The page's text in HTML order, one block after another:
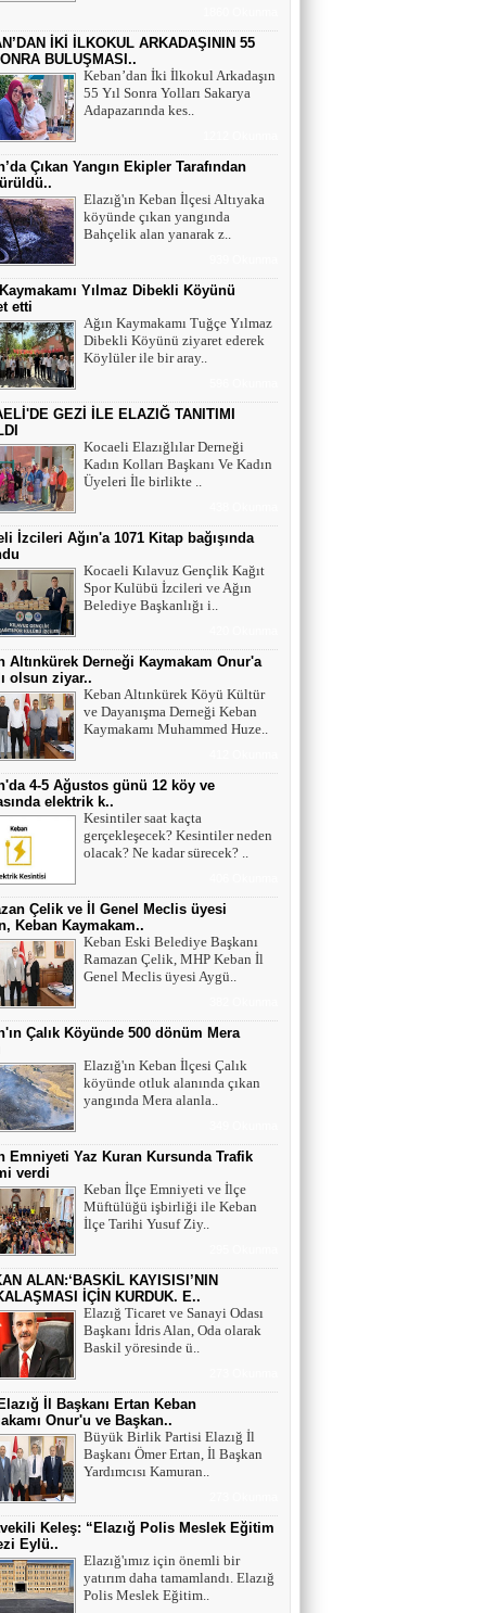
ARSLAN AKÇA
SUÇ SAMUR KÜRK OLSA
AZERBAYCANLI GAZETECİ-YAZAR
GUNAY RZAYEVA
Maral Rahmanzadeh - Azerbaycan'ın İlk
Profesyonel Kadın Ressamı
YAZAR - AV. ALİ DEMİR
TUTUKLAMA KARARI
YAZAR-ŞAİR MİRAÇ DOĞAN
Mavi Işık İnsanları
EĞİTİMCİ-YAZAR TUNER
ENGELLİ İNSANLARIN ENGELLİ
YERİNE FAZLA BAKMAK
EĞİTİMCİ - YAZAR : MİDRAN YOKUŞ
DİKİLİ TAŞLAR - 8
İKİ İLKOKUL ARKADAŞININ 55
BULUŞMASI..
Keban’dan İki İlkokul Arkadaşın
55 Yıl Sonra Yolları Sakarya
Adapazarında kes..
Çıkan Yangın Ekipler Tarafından
Elazığ'ın Keban İlçesi Altıyaka
köyünde çıkan yangında
Bahçelik alan yanarak z..
Yılmaz Dibekli Köyünü
etti
Ağın Kaymakamı Tuğçe Yılmaz
Dibekli Köyünü ziyaret ederek
Köylüler ile bir aray..
GEZİ İLE ELAZIĞ TANITIMI
Kocaeli Elazığlılar Derneği
Kadın Kolları Başkanı Ve Kadın
Üyeleri İle birlikte ..
İzcileri Ağın'a 1071 Kitap bağışında
Kocaeli Kılavuz Gençlik Kağıt
Spor Kulübü İzcileri ve Ağın
Belediye Başkanlığı i..
Altınkürek Derneği Kaymakam Onur'a
olsun ziyar..
Keban Altınkürek Köyü Kültür
ve Dayanışma Derneği Keban
Kaymakamı Muhammed Huze..
4-5 Ağustos günü 12 köy ve
elektrik k..
Kesintiler saat kaçta
gerçekleşecek? Kesintiler neden
olacak? Ne kadar sürecek? ..
Çelik ve İl Genel Meclis üyesi
Keban Kaymakam..
Keban Eski Belediye Başkanı
Ramazan Çelik, MHP Keban İl
Genel Meclis üyesi Aygü..
Çalık Köyünde 500 dönüm Mera
Elazığ'ın Keban İlçesi Çalık
köyünde otluk alanında çıkan
yangında Mera alanla..
Emniyeti Yaz Kuran Kursunda Trafik
verdi
Keban İlçe Emniyeti ve İlçe
Müftülüğü işbirliği ile Keban
İlçe Tarihi Yusuf Ziy..
ALAN:‘BASKİL KAYISISI’NIN
İÇİN KURDUK. E..
Elazığ Ticaret ve Sanayi Odası
Başkanı İdris Alan, Oda olarak
Baskil yöresinde ü..
İl Başkanı Ertan Keban
Onur'u ve Başkan..
Büyük Birlik Partisi Elazığ İl
Başkanı Ömer Ertan, İl Başkan
Yardımcısı Kamuran..
Keleş: “Elazığ Polis Meslek Eğitim
Eylü..
Elazığ'ımız için önemli bir
yatırım daha tamamlandı. Elazığ
Polis Meslek Eğitim..